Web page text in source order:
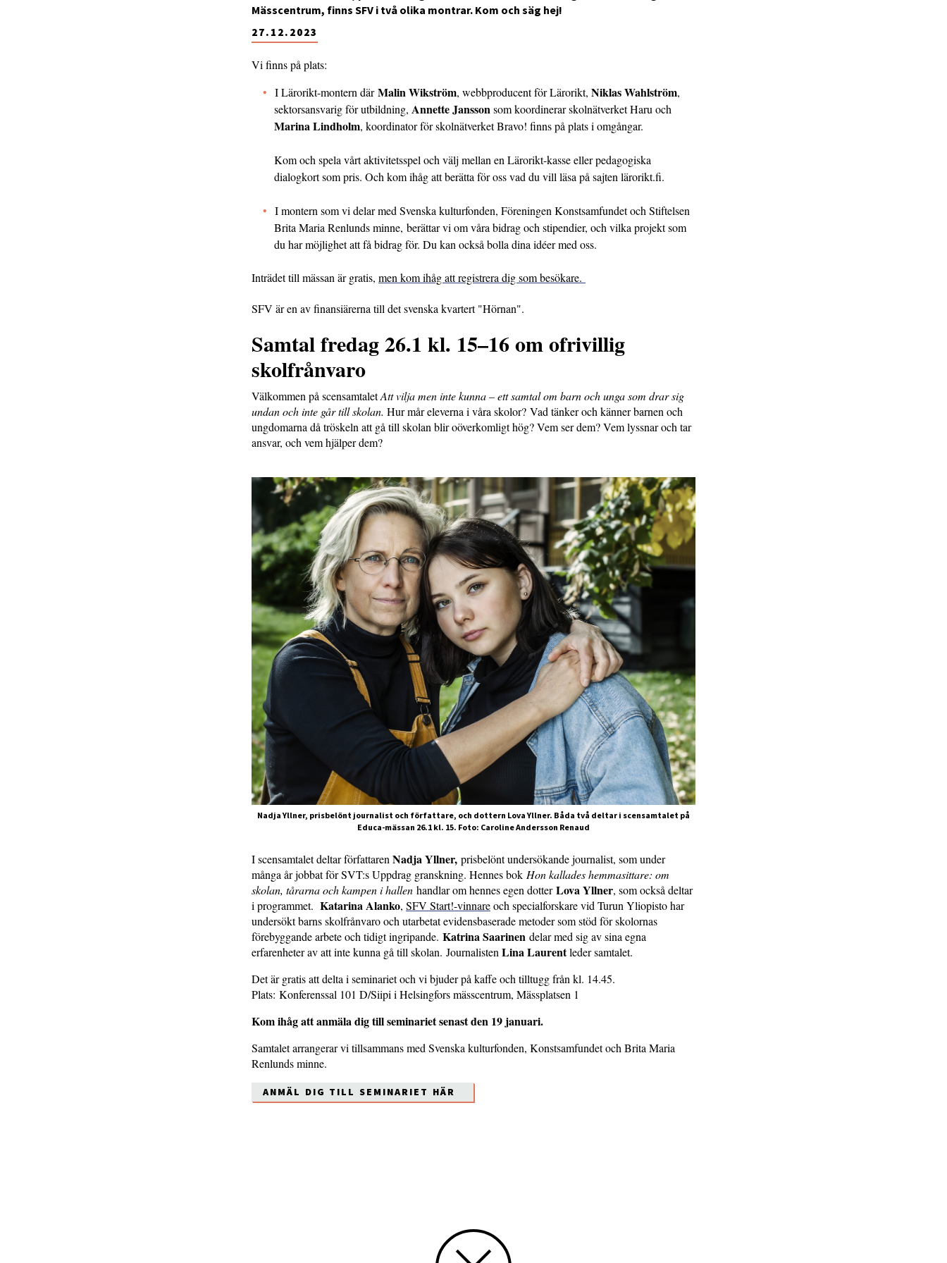
27.12.2023
Mässcentrum, finns SFV i två olika montrar. Kom och säg hej!
Vi finns på plats:
I Lärorikt-montern därMalin Wikström, webbproducent för Lärorikt, Niklas Wahlström,
sektorsansvarig för utbildning, Annette Janssonsom koordinerar skolnätverket Haru och
Marina Lindholm, koordinator för skolnätverket Bravo! finns på plats i omgångar.
Kom och spela vårt aktivitetsspel och välj mellan en Lärorikt-kasse eller pedagogiska
dialogkort som pris. Och kom ihåg att berätta för oss vad du vill läsa på sajten lärorikt.fi.
I montern som vi delar med Svenska kulturfonden, Föreningen Konstsamfundet och Stiftelsen
Brita Maria Renlunds minne, berättar vi om våra bidrag och stipendier, och vilka projekt som
du har möjlighet att få bidrag för. Du kan också bolla dina idéer med oss.
Inträdet till mässan är gratis, men kom ihåg att registrera dig som besökare.
SFV är en av finansiärerna till det svenska kvartert "Hörnan".
Samtal fredag 26.1 kl. 15–16 om ofrivillig
skolfrånvaro
Välkommen på scensamtaletAtt vilja men inte kunna – ett samtal om barn och unga som drar sig
undan och inte går till skolan. Hur mår eleverna i våra skolor? Vad tänker och känner barnen och
ungdomarna då tröskeln att gå till skolan blir oöverkomligt hög? Vem ser dem? Vem lyssnar och tar
ansvar, och vem hjälper dem?
Nadja Yllner, prisbelönt journalist och författare, och dottern Lova Yllner. Båda två deltar i scensamtalet på
Educa-mässan 26.1 kl. 15. Foto: Caroline Andersson Renaud
I scensamtalet deltar författaren Nadja Yllner, prisbelönt undersökande journalist, som under
många år jobbat för SVT:s Uppdrag granskning. Hennes bok Hon kallades hemmasittare: om
skolan, tårarna och kampen i hallen handlar om hennes egen dotterLova Yllner, som också deltar
i programmet. Katarina Alanko, SFV Start!-vinnareoch specialforskare vid Turun Yliopisto har
undersökt barns skolfrånvaro och utarbetat evidensbaserade metoder som stöd för skolornas
förebyggande arbete och tidigt ingripande. Katrina Saarinen delar med sig av sina egna
erfarenheter av att inte kunna gå till skolan. Journalisten Lina Laurentleder samtalet.
Det är gratis att delta i seminariet och vi bjuder på kaffe och tilltugg från kl. 14.45.
Plats: Konferenssal 101 D/Siipi i Helsingfors mässcentrum, Mässplatsen 1
Kom ihåg att anmäla dig till seminariet senast den 19 januari.
Samtalet arrangerar vi tillsammans med Svenska kulturfonden, Konstsamfundet och Brita Maria
Renlunds minne.
ANMÄL DIG TILL SEMINARIET HÄR